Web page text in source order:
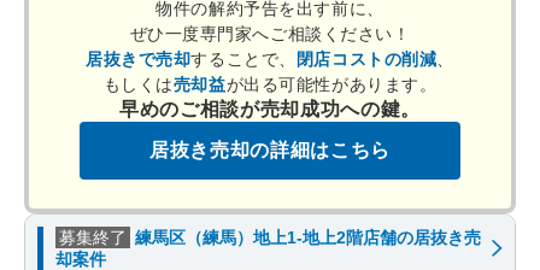
物件の解約予告を出す前に、
ぜひ一度専門家へご相談ください！
居抜きで売却することで、 閉店コストの削減
もしくは売却益が出る可能性があります。
早めのご相談が売却成功への鍵。
居抜き売却の詳細はこちら
募集終了 練馬区（練馬）地上1-地上2階店舗の居抜き売
却案件